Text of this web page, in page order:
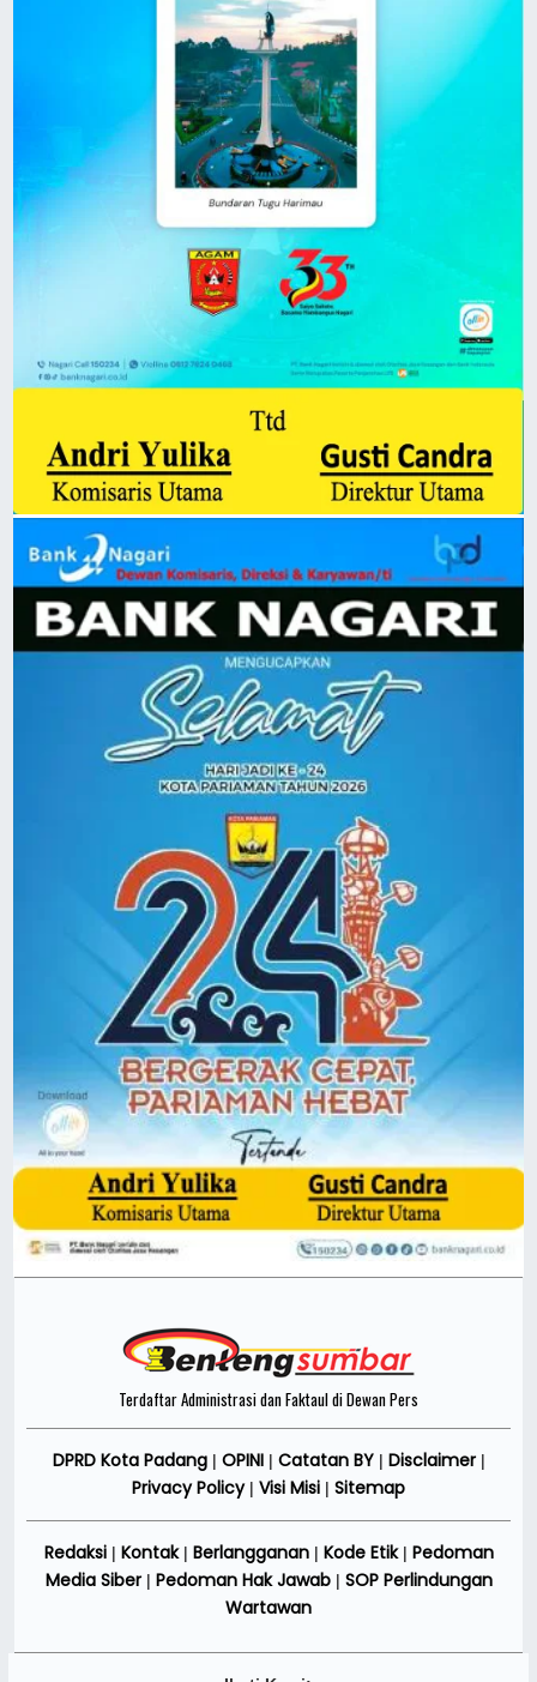
Terdaftar Administrasi dan Faktaul di Dewan Pers
DPRD Kota Padang| OPINI| Catatan BY| Disclaimer|
Privacy Policy| Visi Misi | Sitemap
Redaksi| Kontak| Berlangganan| Kode Etik| Pedoman
Media Siber| Pedoman Hak Jawab| SOP Perlindungan
Wartawan